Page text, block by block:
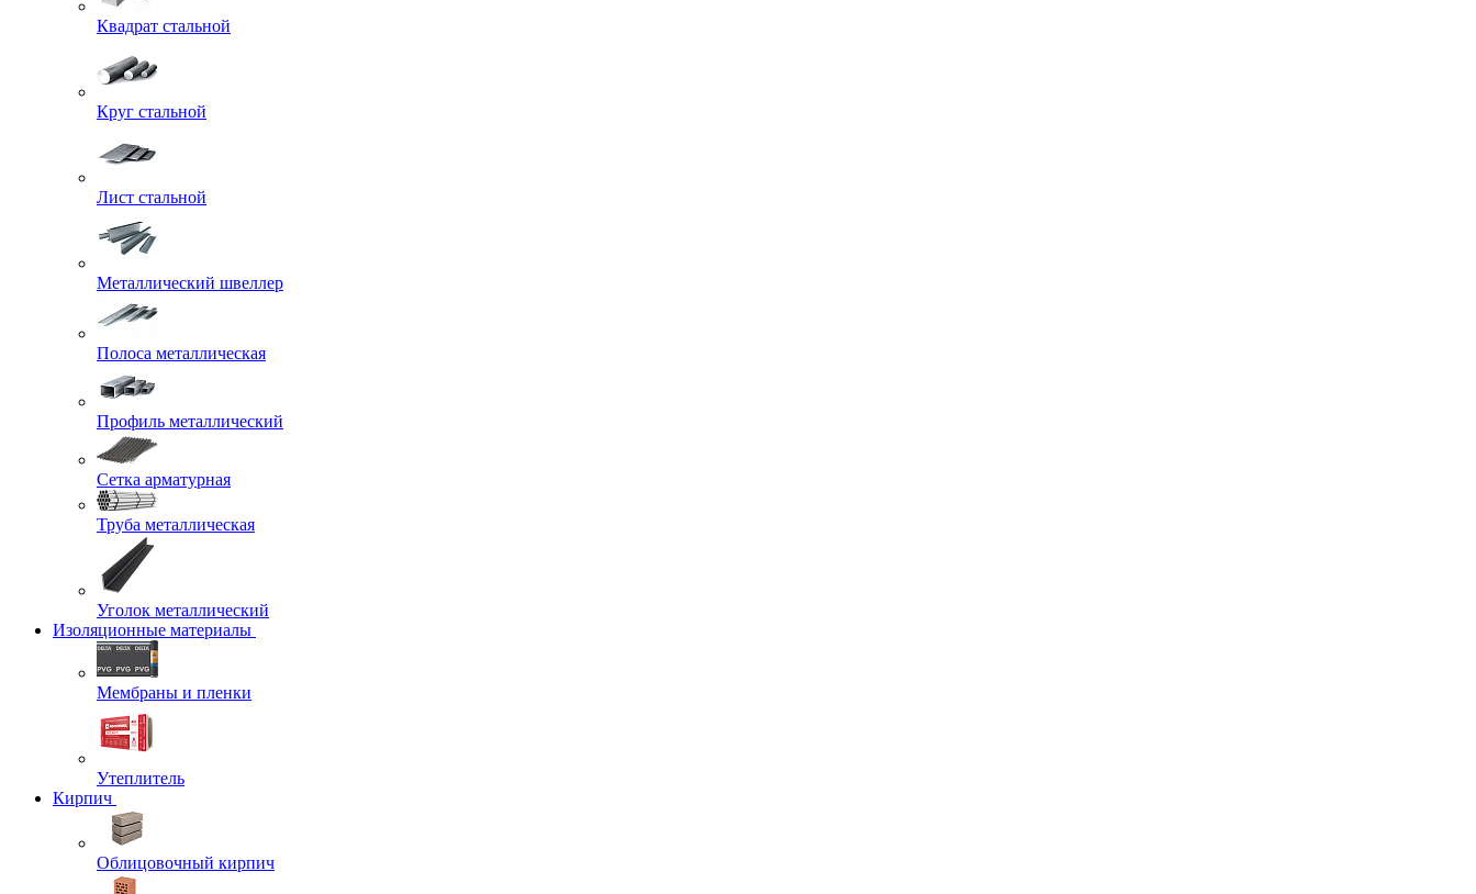
Квадрат стальной
Круг стальной
Лист стальной
Металлический швеллер
Полоса металлическая
Профиль металлический
Сетка арматурная
Труба металлическая
Уголок металлический
Изоляционные материалы
Мембраны и пленки
Утеплитель
Кирпич
Облицовочный кирпич